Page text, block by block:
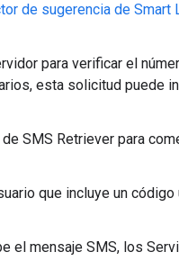
de sugerencia de Smart
para verificar el
esta solicitud puede
SMS Retriever para
que incluye un
el mensaje SMS, los